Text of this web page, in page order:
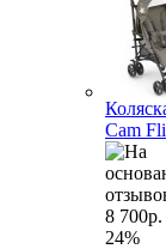
Cam
8 700р.
24%